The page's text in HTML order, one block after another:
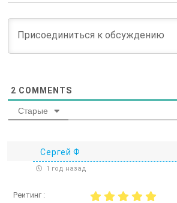
состояний, вызванных
употреблением алкоголя, и
безболезненной методикой.
подбирает состав капельницы,
базовый комплект входят
Раствор для детоксикации,
способствующий
2 COMMENTS
Старые
Сергей Ф
1 год назад
Реитинг :